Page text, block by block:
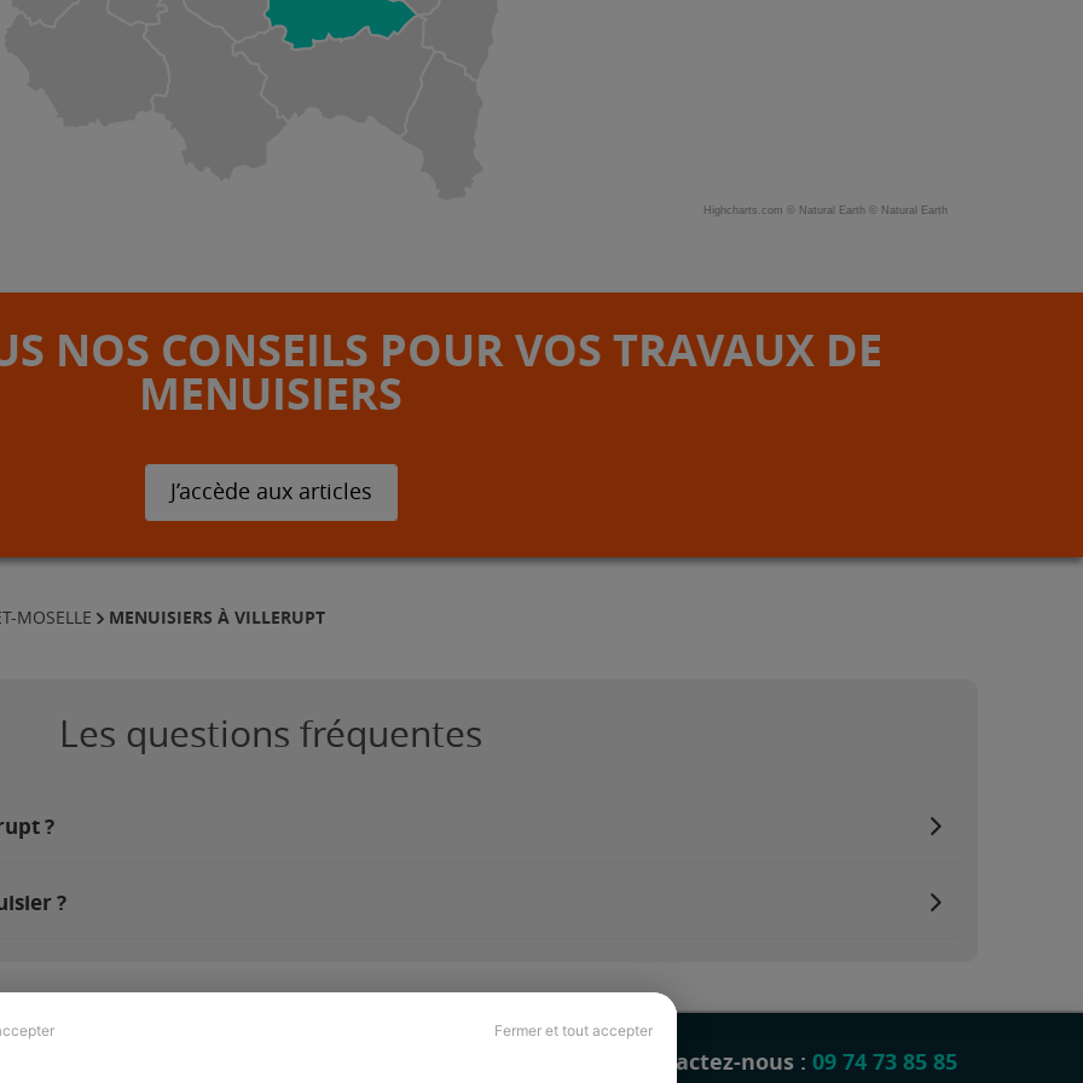
Fermer et tout accepter
Highcharts.com © Natural Earth © Natural Earth
NOS CONSEILS POUR VOS TRAVAUX DE
MENUISIERS
J’accède aux articles
MOSELLE MENUISIERS À VILLERUPT
Les questions fréquentes
?
?
Contactez-nous : 09 74 73 85 85